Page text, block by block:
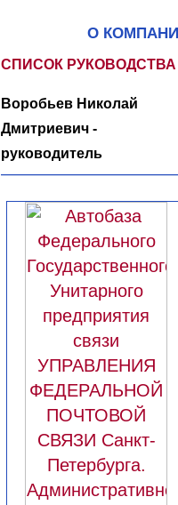
О
СПИСОК РУКОВОДСТВА
Воробьев Николай
Дмитриевич -
руководитель